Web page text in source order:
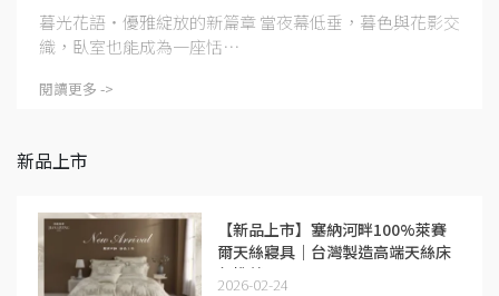
暮光花語・優雅綻放的新篇章 當夜幕低垂，暮色與花影交
織，臥室也能成為一座恬⋯
閱讀更多 ->
新品上市
【新品上市】塞納河畔100%萊賽
爾天絲寢具｜台灣製造高端天絲床
包推薦
2026-02-24